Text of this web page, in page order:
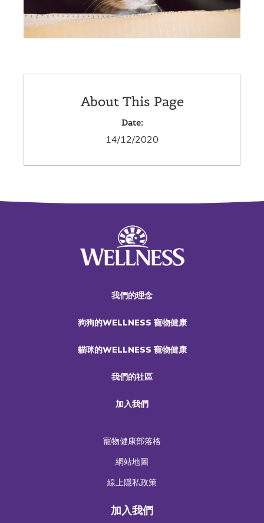
About This Page
Date:
14/12/2020
我們的理念
狗狗的WELLNESS 寵物健康
貓咪的WELLNESS 寵物健康
我們的社區
加入我們
寵物健康部落格
網站地圖
線上隱私政策
加入我們